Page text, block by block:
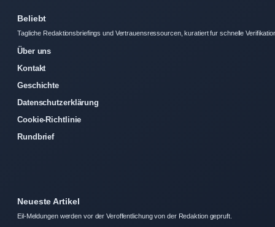
Beliebt
Tagliche Redaktionsbriefings und Vertrauensressourcen, kuratiert fur schnelle
Über uns
Kontakt
Geschichte
Datenschutzerklärung
Cookie-Richtlinie
Rundbrief
Neueste Artikel
Eil-Meldungen werden vor der Veroffentlichung von der Redaktion gepruft.